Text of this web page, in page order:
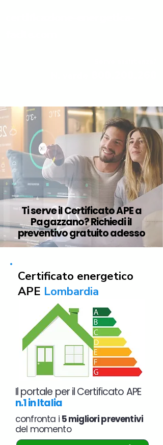
Ti serve il Certificato APE a
Pagazzano? Richiedi il
preventivo gratuito adesso
Certificato energetico
APE Lombardia
Il portale per il Certificato APE
n.1 in Italia
confronta i 5 migliori preventivi
del momento